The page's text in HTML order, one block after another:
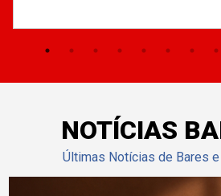
NOTÍCIAS
Últimas Notícias de Bares